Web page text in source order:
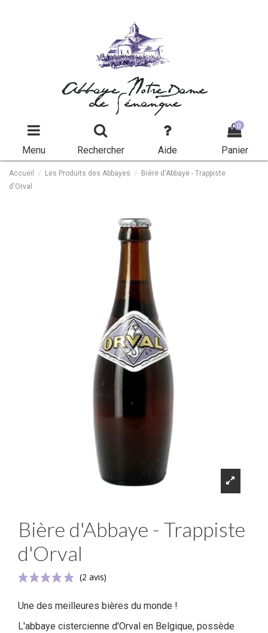
Abbaye Notre-Dame
de Sénanque
Menu Rechercher Aide
0
Panier
Accueil Les Produits des Abbayes
Bière d'Abbaye - Trappiste
d'Orval
Bière d'Abbaye - Trappiste
d'Orval
Une des meilleures bières du monde !
L'abbaye cistercienne d'Orval en Belgique, possède